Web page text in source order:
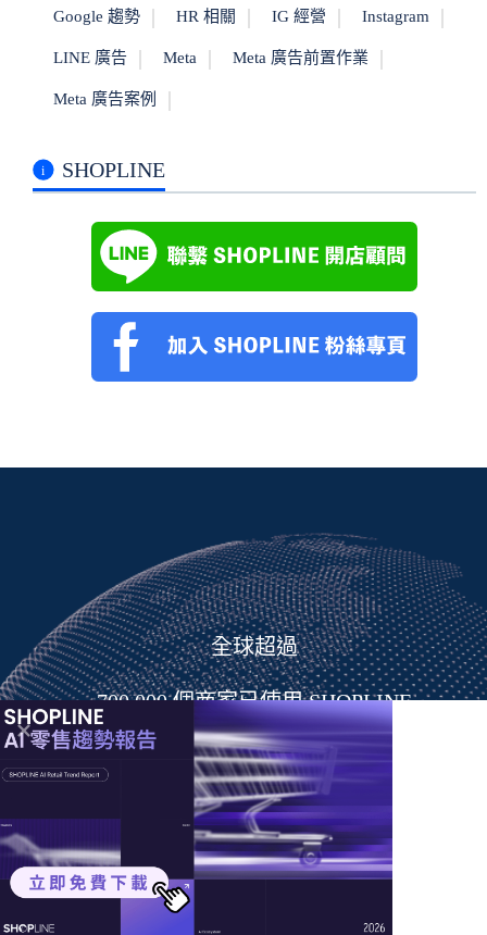
Google 趨勢 HR 相關 IG 經營 Instagram
LINE 廣告 Meta Meta 廣告前置作業
Meta 廣告案例
SHOPLINE
全球超過
700,000 個商家已使用 SHOPLINE
免費試用 14 天
線上講座 ｜